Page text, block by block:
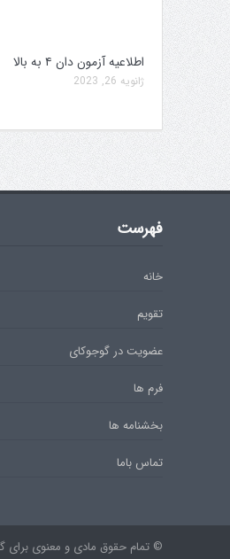
اطلاعیه آزمون دان ۴ به بالا
ژانویه 26, 2023
افزایش برگزاری جام پارس
فهرست
خانه
تقویم
عضویت در گوجوکای
فرم ها
بخشنامه ها
تماس باما
© تمام حقوق مادی و معنوی برای